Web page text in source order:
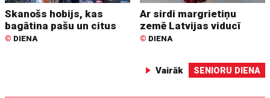
Skanošs hobijs, kas
bagātina pašu un citus
© DIENA
Ar sirdi margrietiņu
zemē Latvijas viducī
© DIENA
Vairāk SENIORU DIENA